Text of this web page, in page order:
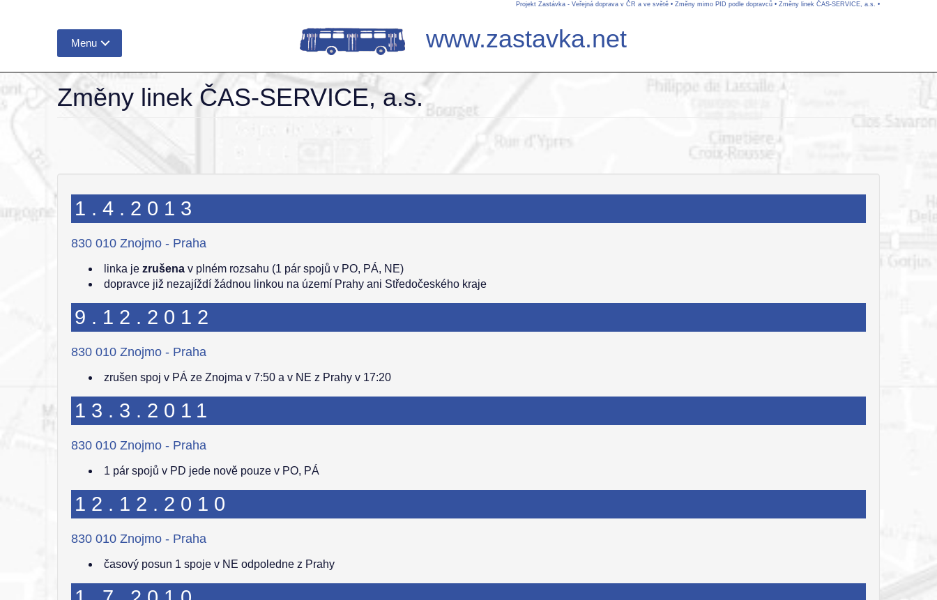
Projekt Zastávka - Veřejná doprava v ČR a ve světě• Změny mimo PID podle dopravců• Změny linek ČAS-SERVICE, a.s. •
Menu www.zastavka.net
Změny linek ČAS-SERVICE, a.s.
1.4.2013
830 010 Znojmo - Praha
linka jezrušena v plném rozsahu (1 pár spojů v PO, PÁ, NE)
dopravce již nezajíždí žádnou linkou na území Prahy ani Středočeského kraje
9.12.2012
830 010 Znojmo - Praha
zrušen spoj v PÁ ze Znojma v 7:50 a v NE z Prahy v 17:20
13.3.2011
830 010 Znojmo - Praha
1 pár spojů v PD jede nově pouze v PO, PÁ
12.12.2010
830 010 Znojmo - Praha
časový posun 1 spoje v NE odpoledne z Prahy